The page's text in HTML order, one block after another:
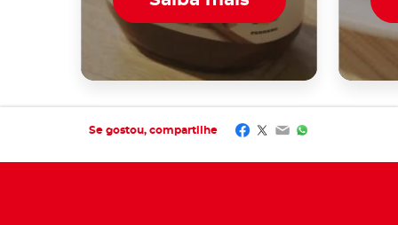
Se gostou, compartilhe​ Facebook
Twitter
EmailWhatsApp